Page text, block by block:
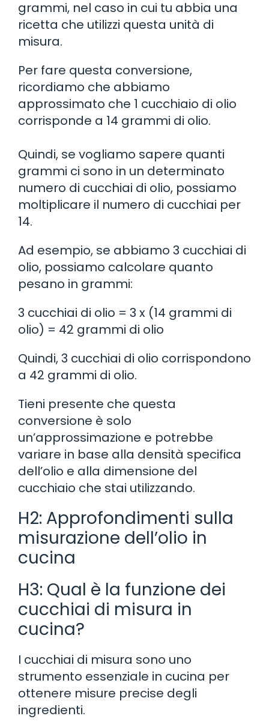
grammi, nel caso in cui tu abbia una
ricetta che utilizzi questa unità di
misura.
Per fare questa conversione,
ricordiamo che abbiamo
approssimato che 1 cucchiaio di olio
corrisponde a 14 grammi di olio.
Quindi, se vogliamo sapere quanti
grammi ci sono in un determinato
numero di cucchiai di olio, possiamo
moltiplicare il numero di cucchiai per
14.
Ad esempio, se abbiamo 3 cucchiai di
olio, possiamo calcolare quanto
pesano in grammi:
3 cucchiai di olio = 3 x (14 grammi di
olio) = 42 grammi di olio
Quindi, 3 cucchiai di olio corrispondono
a 42 grammi di olio.
Tieni presente che questa
conversione è solo
un’approssimazione e potrebbe
variare in base alla densità specifica
dell’olio e alla dimensione del
cucchiaio che stai utilizzando.
H2: Approfondimenti sulla
misurazione dell’olio in
cucina
H3: Qual è la funzione dei
cucchiai di misura in
cucina?
I cucchiai di misura sono uno
strumento essenziale in cucina per
ottenere misure precise degli
ingredienti.